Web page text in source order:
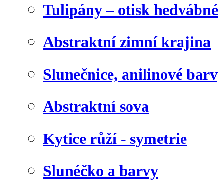
Tulipány – otisk
Abstraktní zimní krajina
Slunečnice, anilinové
Abstraktní sova
Kytice růží - symetrie
Slunéčko a barvy